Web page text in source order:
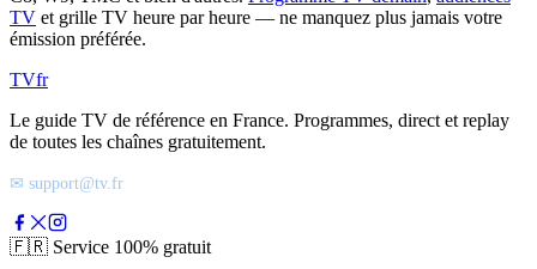
TV et grille TV heure par heure — ne manquez plus jamais votre
émission préférée.
TVfr
Le guide TV de référence en France. Programmes, direct et replay
de toutes les chaînes gratuitement.
✉ support@tv.fr
🇫🇷 Service 100% gratuit